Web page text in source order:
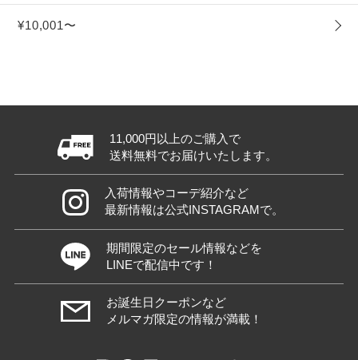
¥10,001〜
11,000円以上のご購入で
送料無料でお届けいたします。
入荷情報やコーデ紹介など
最新情報は公式INSTAGRAMで。
期間限定のセール情報などを
LINEで配信中です！
お誕生日クーポンなど
メルマガ限定の情報が満載！